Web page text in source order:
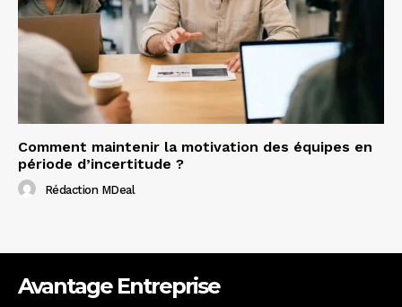
Comment maintenir la motivation des équipes en
période d’incertitude ?
Rédaction MDeal
Avantage Entreprise